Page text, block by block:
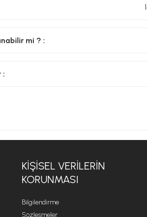
profesyonel olarak
ışığına maruz bırakmamanız önerilir.
mi ? :
:
KİŞİSEL VERİLERİN
KORUNMASI
Bilgilendirme
Sözleşmeler